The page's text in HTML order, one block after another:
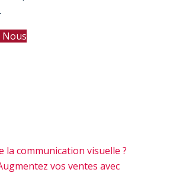
Nous
la communication visuelle ?
vos ventes avec